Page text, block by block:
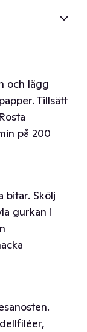
och lägg
Tillsätt
på 200
bitar. Skölj
gurkan i